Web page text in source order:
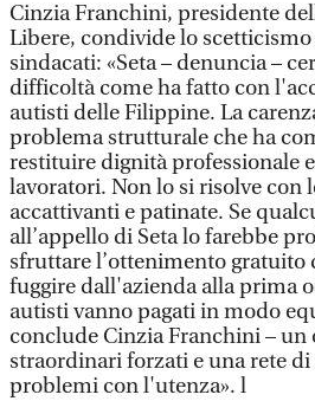
Cinzia Franchini, presidente
Libere, condivide lo
sindacati: «Seta – denuncia –
difficoltà come ha fatto con
autisti delle Filippine. La
problema strutturale che ha
restituire dignità professionale
lavoratori. Non lo si risolve con
accattivanti e patinate. Se
all’appello di Seta lo farebbe
sfruttare l’ottenimento gratuito
fuggire dall'azienda alla prima
autisti vanno pagati in modo
conclude Cinzia Franchini – un
straordinari forzati e una rete
problemi con l'utenza». l